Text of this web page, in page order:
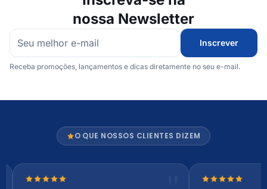
nossa Newsletter
Inscrever
Receba promoções, lançamentos e dicas diretamente no seu e-mail.
O QUE NOSSOS CLIENTES DIZEM
Nota 5 de 5 estrelas Nota 5 de 5